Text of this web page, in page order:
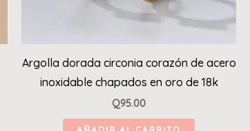
Argolla dorada circonia corazón de acero
inoxidable chapados en oro de 18k
Q95.00